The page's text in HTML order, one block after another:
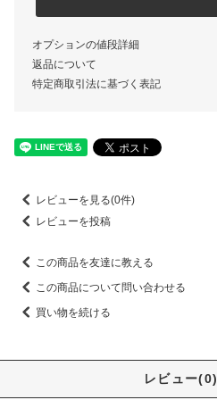
オプションの値段詳細
返品について
特定商取引法に基づく表記
レビューを見る(0件)
レビューを投稿
この商品を友達に教える
この商品について問い合わせる
買い物を続ける
レビュー(0)